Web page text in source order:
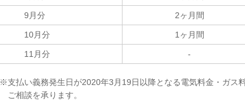
9月分 2ヶ月間
10月分 1ヶ月間
11月分 -
※支払い義務発生日が2020年3月19日以降となる電気料金・ガス
ご相談を承ります。